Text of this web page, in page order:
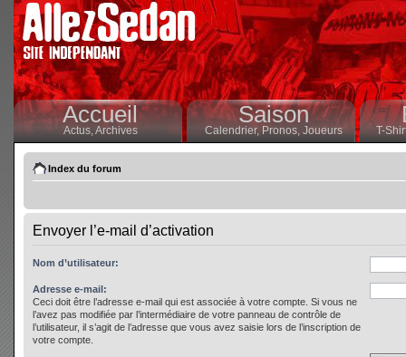
Accueil
Actus,Archives
Saison
Calendrier,Pronos, Joueurs T-
Index du forum
Envoyer l’e-mail d’activation
Nom d’utilisateur:
Adresse e-mail:
Ceci doit être l’adresse e-mail qui est associée à votre compte. Si vous ne
l’avez pas modifiée par l’intermédiaire de votre panneau de contrôle de
l’utilisateur, il s’agit de l’adresse que vous avez saisie lors de l’inscription de
votre compte.